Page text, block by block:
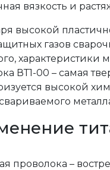
вязкость и
высокой
газов
характеристики
ВТ1-00 – самая
высокой
проволока –